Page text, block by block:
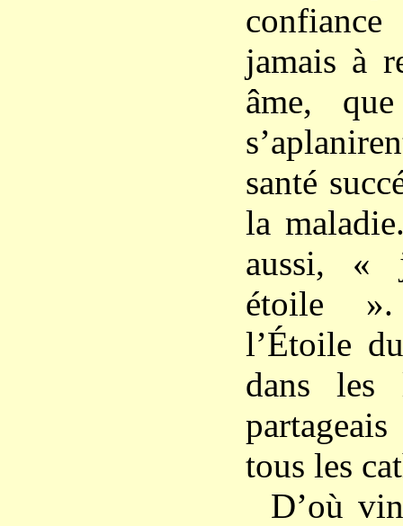
jamais à
âme,
santé
la
aussi, «
étoile
l’Étoile
dans les
tous les
D’où